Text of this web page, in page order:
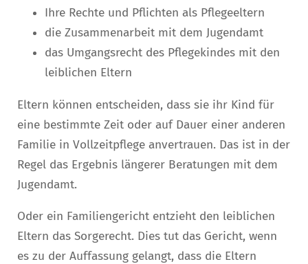
Ihre Rechte und Pflichten als Pflegeeltern
die Zusammenarbeit mit dem Jugendamt
das Umgangsrecht des Pflegekindes mit den
leiblichen Eltern
Eltern können entscheiden, dass sie ihr Kind für
eine bestimmte Zeit oder auf Dauer einer anderen
Familie in Vollzeitpflege anvertrauen. Das ist in der
Regel das Ergebnis längerer Beratungen mit dem
Jugendamt.
Oder ein Familiengericht entzieht den leiblichen
Eltern das Sorgerecht. Dies tut das Gericht, wenn
es zu der Auffassung gelangt, dass die Eltern